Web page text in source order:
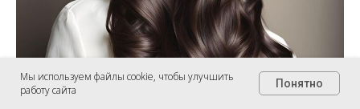
Мы используем файлы cookie, чтобы улучшить
работу сайта
Понятно